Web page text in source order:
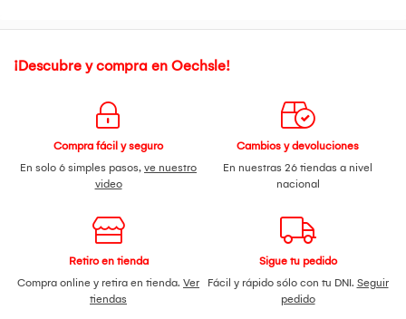
¡Descubre y compra en Oechsle!
Compra fácil y seguro
En solo 6 simples pasos, ve nuestro
video
Cambios y devoluciones
En nuestras 26 tiendas a nivel
nacional
Retiro en tienda
Compra online y retira en tienda. Ver
tiendas
Sigue tu pedido
Fácil y rápido sólo con tu DNI. Seguir
pedido